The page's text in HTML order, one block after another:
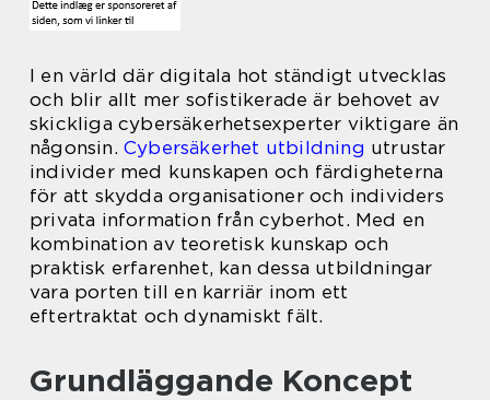
I en värld där digitala hot ständigt utvecklas
och blir allt mer sofistikerade är behovet av
skickliga cybersäkerhetsexperter viktigare än
någonsin. Cybersäkerhet utbildning utrustar
individer med kunskapen och färdigheterna
för att skydda organisationer och individers
privata information från cyberhot. Med en
kombination av teoretisk kunskap och
praktisk erfarenhet, kan dessa utbildningar
vara porten till en karriär inom ett
eftertraktat och dynamiskt fält.
Grundläggande Koncept